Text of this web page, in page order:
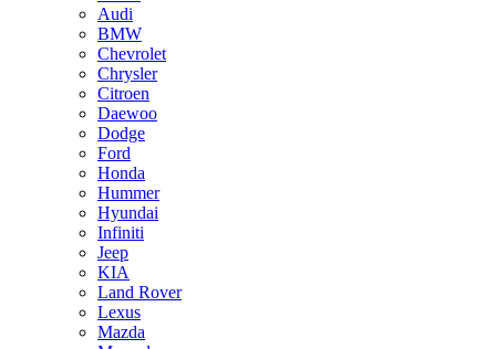
Audi
BMW
Chevrolet
Chrysler
Citroen
Daewoo
Dodge
Ford
Honda
Hummer
Hyundai
Infiniti
Jeep
KIA
Land Rover
Lexus
Mazda